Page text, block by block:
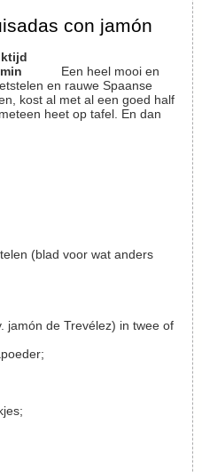
con jamón
min
Een heel mooi en
en rauwe Spaanse
kost al met al een goed half
heet op tafel. En dan
(blad voor wat anders
jamón de Trevélez) in twee of